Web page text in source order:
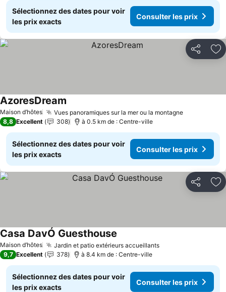
Sélectionnez des dates pour voir
les prix exacts
Consulter les prix
Partager
Maison d’hôtes Vues panoramiques sur la mer ou la montagne
AzoresDream
8,8 Excellent 308 à 0.5 km de : Centre-ville
Sélectionnez des dates pour voir
les prix exacts
Consulter les prix
Partager
Maison d’hôtes Jardin et patio extérieurs accueillants
Casa DavÓ Guesthouse
9,7 Excellent 378 à 8.4 km de : Centre-ville
Sélectionnez des dates pour voir
les prix exacts
Consulter les prix